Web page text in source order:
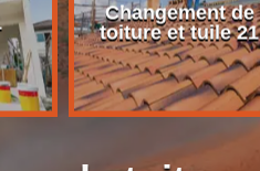
Changement de
toiture et tuile 21